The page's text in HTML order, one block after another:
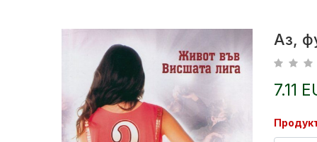
Аз,
7.11